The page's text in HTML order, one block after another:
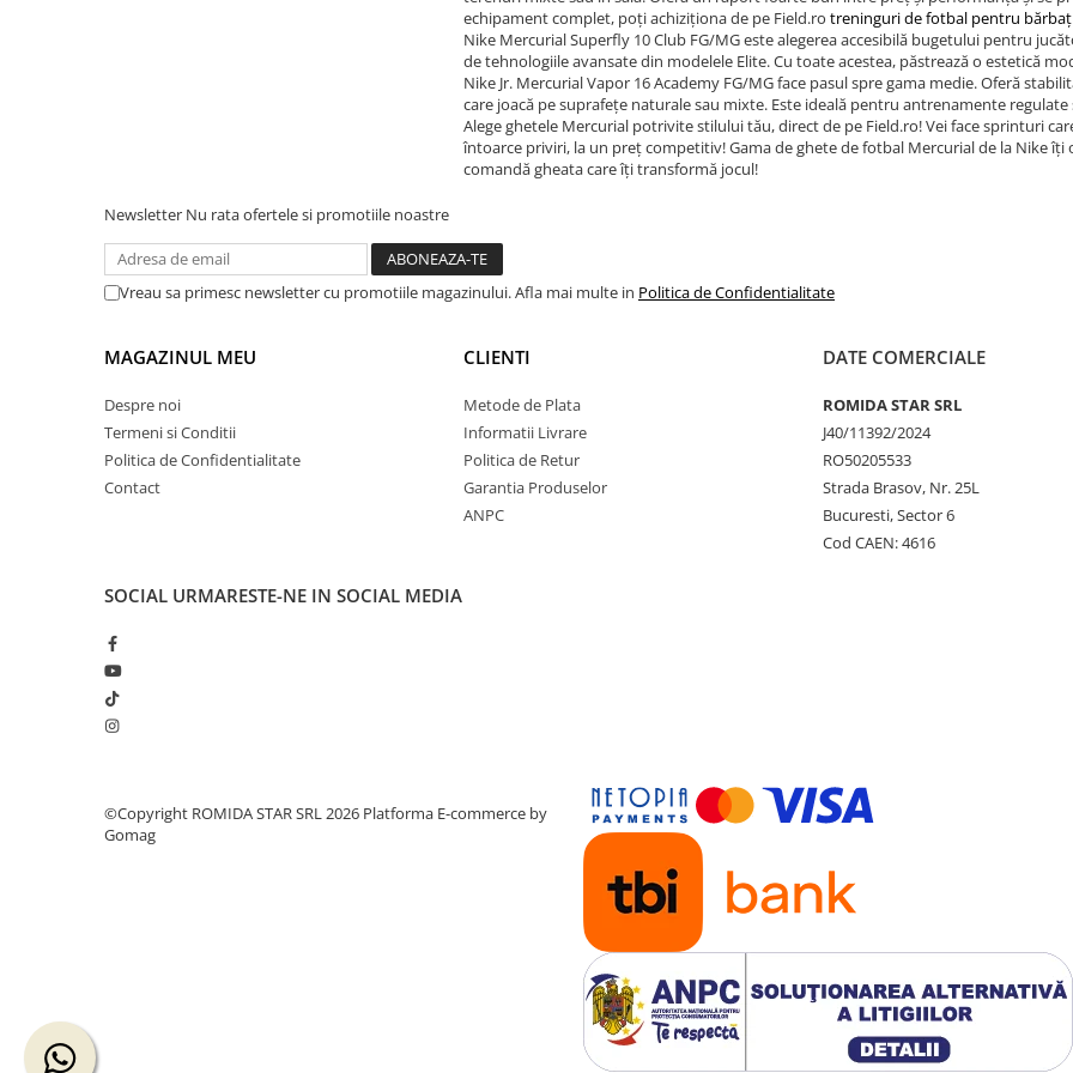
echipament complet, poți achiziționa de pe Field.ro treninguri de fotbal pentru
Nike Mercurial Superfly 10 Club FG/MG este alegerea accesibilă bugetului pentru
de tehnologiile avansate din modelele Elite. Cu toate acestea, păstrează o estetică
Nike Jr. Mercurial Vapor 16 Academy FG/MG face pasul spre gama medie. Oferă
care joacă pe suprafețe naturale sau mixte. Este ideală pentru antrenamente
Alege ghetele Mercurial potrivite stilului tău, direct de pe Field.ro! Vei face sprinturi
întoarce priviri, la un preț competitiv! Gama de ghete de fotbal Mercurial de la Nike
comandă gheata care îți transformă jocul!
Newsletter Nu rata ofertele si promotiile noastre
Vreau sa primesc newsletter cu promotiile magazinului. Afla mai multe in Politica de Confidentialitate
MAGAZINUL MEU
Despre noi
Termeni si Conditii
Politica de Confidentialitate
Contact
CLIENTI
Metode de Plata
Informatii Livrare
Politica de Retur
Garantia Produselor
ANPC
DATE COMERCIALE
ROMIDA STAR SRL
J40/11392/2024
RO50205533
Strada Brasov, Nr. 25L
Bucuresti, Sector 6
Cod CAEN: 4616
SOCIAL URMARESTE-NE IN SOCIAL MEDIA
©Copyright ROMIDA STAR SRL 2026 Platforma E-commerce by
Gomag